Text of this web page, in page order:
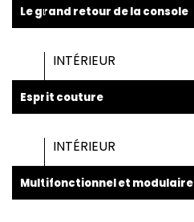
Le grand retour de la console
INTÉRIEUR
Esprit couture
INTÉRIEUR
Multifonctionnel et modulaire